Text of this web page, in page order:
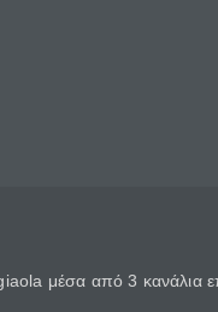
μέσα από 3 κανάλια